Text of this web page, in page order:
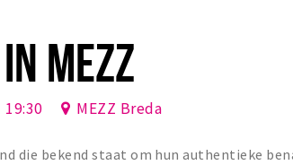
MEZZ
19:30 MEZZ Breda
die bekend staat om hun authentieke